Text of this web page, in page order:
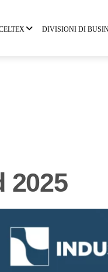
DIVISIONI DI
2025